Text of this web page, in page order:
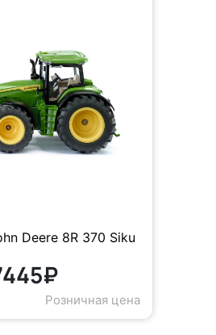
Deere 8R 370 Siku
Розничная цена